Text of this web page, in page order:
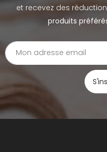
et recevez des
produits